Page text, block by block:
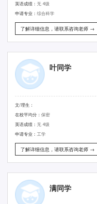
英语成绩： 无 4级
申请专业： 综合科学
了解详细信息，请联系咨询老师 →
叶同学
文/理生：
在校平均分： 保密
英语成绩： 无 4级
申请专业： 工学
了解详细信息，请联系咨询老师 →
满同学